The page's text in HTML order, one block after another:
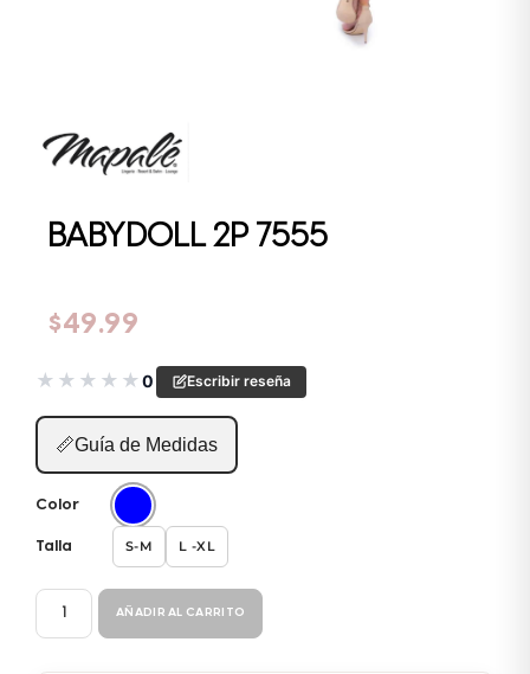
BABYDOLL 2P 7555
$49.99
★ ★ ★ ★ ★0 Escribir reseña
📏Guía de Medidas
Color
Talla S-M L -XL
BABYDOLL
AÑADIR AL CARRITO